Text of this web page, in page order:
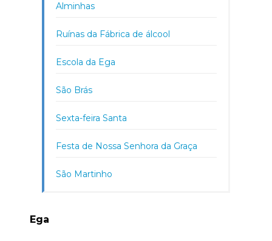
Alminhas
Ruínas da Fábrica de álcool
Escola da Ega
São Brás
Sexta-feira Santa
Festa de Nossa Senhora da Graça
São Martinho
Ega